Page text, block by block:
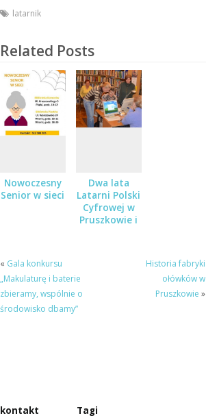
latarnik
Related Posts
Nowoczesny
Senior w sieci
Dwa lata
Latarni Polski
Cyfrowej w
Pruszkowie i
« Gala konkursu
„Makulaturę i baterie
zbieramy, wspólnie o
środowisko dbamy”
Historia fabryki
ołówków w
Pruszkowie »
kontakt Tagi